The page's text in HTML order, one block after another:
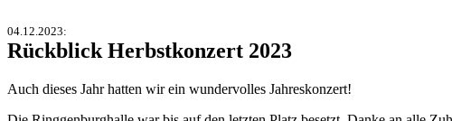
04.12.2023:
Rückblick Herbstkonzert 2023
Auch dieses Jahr hatten wir ein wundervolles Jahreskonzert!